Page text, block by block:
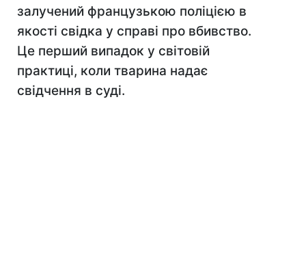
залучений французькою поліцією в
якості свідка у справі про вбивство.
Це перший випадок у світовій
практиці, коли тварина надає
свідчення в суді.